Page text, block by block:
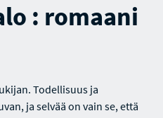
: romaani
Todellisuus ja
ja selvää on vain se, että